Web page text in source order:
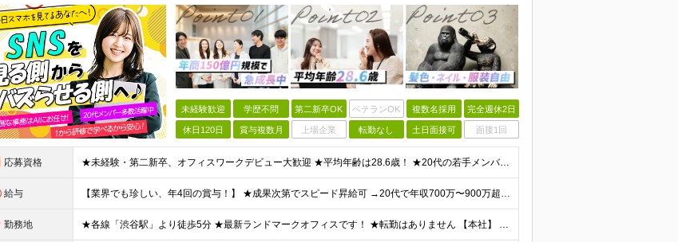
未経験歓迎 学歴不問 第二新卒OK ベテランOK 複数名採用 完全週休2日
休日120日 賞与複数月 上場企業 転勤なし 土日面接可 面接1回
応募資格 ★未経験・第二新卒、オフィスワークデビュー大歓迎 ★平均年齢は28.6歳！ ★20代の若手メンバーが中心になって活躍している職場です！ ●学歴不問 ※35歳以下の方（若年層の長期キャリア形成） ★こ
給与 【業界でも珍しい、年4回の賞与！】 ★成果次第でスピード昇給可 →20代で年収700万〜900万超も！ ■未経験：月給26〜30万円＋賞与年4回（業績による）＋各種手当 ※経験・スキルを考慮して決定
勤務地 ★各線「渋谷駅」より徒歩5分 ★最新ランドマークオフィスです！ ★転勤はありません 【本社】 東京都渋谷区道玄坂2-25-12 道玄坂通 dogenzaka-dori 5階 ※(変更の範囲)上記を除